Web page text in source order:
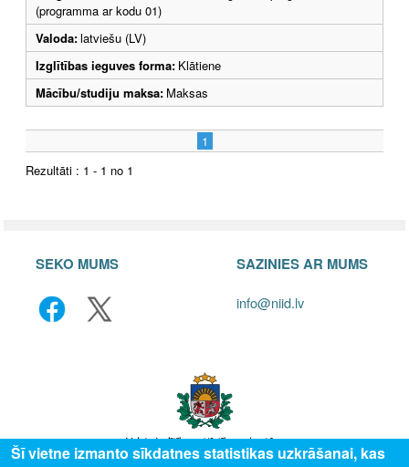
(programma ar kodu 01)
Valoda:latviešu (LV)
Izglītības ieguves forma: Klātiene
Mācību/studiju maksa: Maksas
1
Rezultāti : 1 - 1 no 1
SEKO MUMS SAZINIES AR MUMS
info@niid.lv
Šī vietne izmanto sīkdatnes statistikas uzkrāšanai, kas